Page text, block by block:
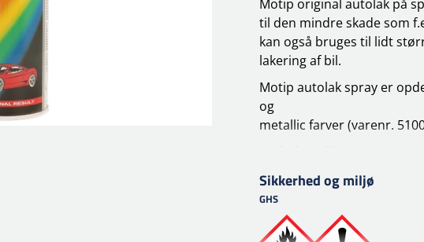
Motip original autolak på
til den mindre skade som
kan også bruges til lidt
lakering af bil.
Motip autolak spray er
og
metallic farver (varenr.
slib
overflade. Påfør et lag
slibes bundlaget (korn 600).
Sikkerhed og miljø
GHS